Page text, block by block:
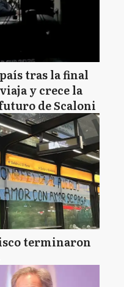
tras la final
y crece la
de Scaloni
terminaron